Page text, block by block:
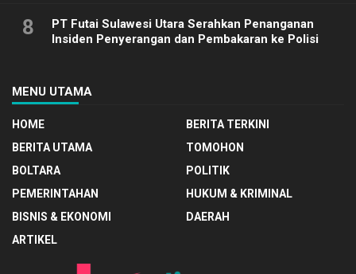
8
PT Futai Sulawesi Utara Serahkan Penanganan
Insiden Penyerangan dan Pembakaran ke Polisi
MENU UTAMA
HOME
BERITA TERKINI
BERITA UTAMA
TOMOHON
BOLTARA
POLITIK
PEMERINTAHAN
HUKUM & KRIMINAL
BISNIS & EKONOMI
DAERAH
ARTIKEL